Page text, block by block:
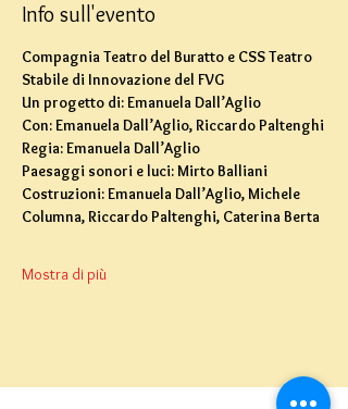
Info sull'evento
Compagnia Teatro del Buratto e CSS Teatro
Stabile di Innovazione del FVG
Un progetto di: Emanuela Dall’Aglio
Con: Emanuela Dall’Aglio, Riccardo Paltenghi
Regia: Emanuela Dall’Aglio
Paesaggi sonori e luci: Mirto Balliani
Costruzioni: Emanuela Dall’Aglio, Michele
Columna, Riccardo Paltenghi, Caterina Berta
Mostra di più